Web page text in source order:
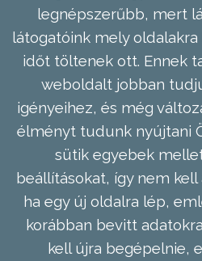
legnépszerűbb, mert
látogatóink mely
időt töltenek ott. Ennek
weboldalt jobban
igényeihez, és még
élményt tudunk nyújtani
sütik egyebek
beállításokat, így nem
ha egy új oldalra lép,
korábban bevitt
kell újra begépelnie,